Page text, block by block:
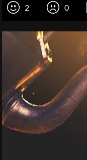
2 0